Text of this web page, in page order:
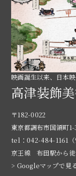
映画誕生以来、日本
高津装飾
〒182-0022
東京都調布市国領町
tel：042-484-1161（
京王線 布田駅から
> Googleマップで見